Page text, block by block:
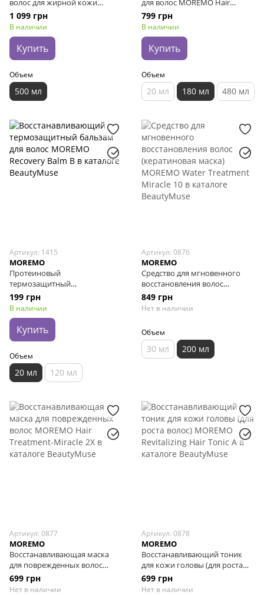
волос для жирной кожи
головы MOREMO Caffeine
Biome Shampoo for Oily (RE),
500 мл
1 099 грн
В наличии
Купить
Объем
500 мл
для волос MOREMO Hair
Treatment-Miracle 2X (RE), 180
мл
799 грн
В наличии
Купить
Объем
20 мл 180 мл 480 мл
Артикул: 1415
MOREMO
Протеиновый
термозащитный
восстанавливающий бальзам
для волос MOREMO Recovery
Balm B (RE), 20 мл
199 грн
В наличии
Купить
Объем
20 мл 120 мл
Артикул: 0876
MOREMO
Средство для мгновенного
восстановления волос
(кератиновая маска) MOREMO
Water Treatment Miracle 10, 200
849 грн
Нет в наличии
Объем
30 мл 200 мл
Артикул: 0877
MOREMO
Восстанавливающая маска
для поврежденных волос
MOREMO Hair Treatment-
Miracle 2X, 180 мл
699 грн
Нет в наличии
Артикул: 0878
MOREMO
Восстанавливающий тоник
для кожи головы (для роста
волос) MOREMO Revitalizing
Hair Tonic A, 115 мл
699 грн
Нет в наличии